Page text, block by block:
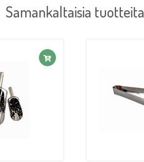
Samankaltaisia tuotteita